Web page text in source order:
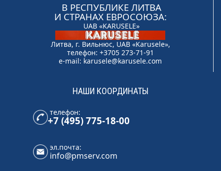
В РЕСПУБЛИКЕ ЛИТВА
И СТРАНАХ ЕВРОСОЮЗА:
UAB «KARUSELE»
Литва, г. Вильнюс, UAB «Karusele»,
телефон: +3705 273-71-91
e-mail: karusele@karusele.com
НАШИ КООРДИНАТЫ
телефон:
+7 (495) 775-18-00
эл.почта:
info@pmserv.com